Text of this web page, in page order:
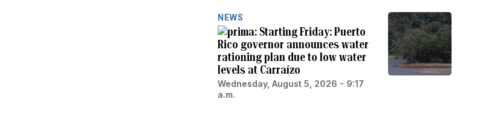
NEWS
Starting Friday: Puerto
Rico governor announces water
rationing plan due to low water
levels at Carraízo
Wednesday, August 5, 2026 - 9:17
a.m.